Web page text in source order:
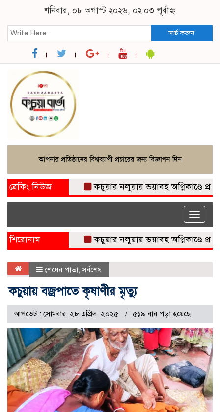
শনিবার, ০৮ অগাস্ট ২০২৬, ০২:০৩ পূর্বাহ্ন
সার্চ করুন
ব্রেকিং নিউজ কচুয়ার নলুয়ায় ভয়াবহ অগ্নিকাণ্ডে
Toggle
শিরোনাম কচুয়ার নলুয়ায় ভয়াবহ অগ্নিকাণ্ডে
শেষের পাতা,সর্বশেষ
কচুয়ায় বজ্রপাতে কৃষাণীর মৃত্যু
আপডেট : সোমবার, ২৮ এপ্রিল, ২০২৫ ৫১৯ বার পড়া হয়েছে